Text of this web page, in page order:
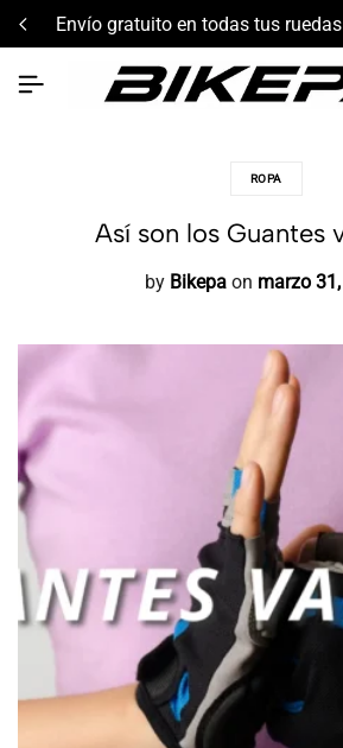
envío gratuito en todas tus
ROPA
Así son los Guantes
by Bikepa on marzo